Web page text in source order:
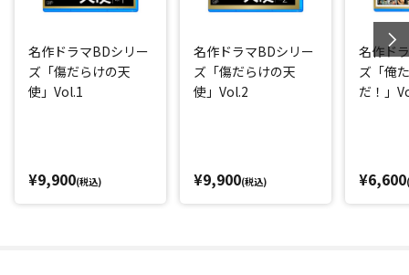
名作ドラマBDシリー
ズ「傷だらけの天
使」Vol.1
¥9,900(税込)
名作ドラマBDシリー
ズ「傷だらけの天
使」Vol.2
¥9,900(税込)
名作ド
ズ「俺
だ！」
¥6,600